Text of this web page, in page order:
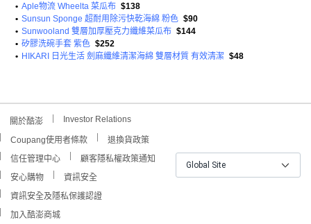
• Aple物流 Wheelta 菜瓜布 $138
• Sunsun Sponge 超耐用除污快乾海綿 粉色 $90
• Sunwooland 雙層加厚壓克力纖維菜瓜布 $144
• 矽膠洗碗手套 紫色 $252
• HIKARI 日光生活 劍麻纖維清潔海綿 雙層材質 有效清潔 $48
關於酷澎 Investor Relations
Coupang使用者條款
退換貨政策
信任管理中心
顧客隱私權政策通知
安心購物
資訊安全
資訊安全及隱私保護認證
加入酷澎商城
Global Site